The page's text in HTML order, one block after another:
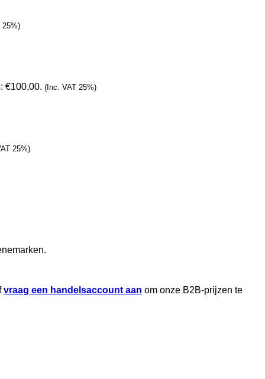
25%)
€100,00. (Inc. VAT 25%)
25%)
vraag een handelsaccount aan om onze B2B-prijzen te